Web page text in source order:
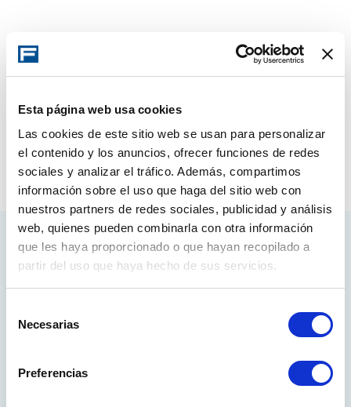
Esta página web usa cookies
Las cookies de este sitio web se usan para personalizar
el contenido y los anuncios, ofrecer funciones de redes
sociales y analizar el tráfico. Además, compartimos
información sobre el uso que haga del sitio web con
nuestros partners de redes sociales, publicidad y análisis
web, quienes pueden combinarla con otra información
que les haya proporcionado o que hayan recopilado a
partir del uso que haya hecho de sus servicios.
Necesarias
Preferencias
Access your account
Have you forgotten your password?